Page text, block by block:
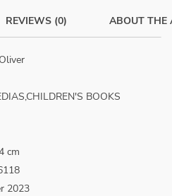
REVIEWS (0) ABOUT THE
BOOKS
cm
2023